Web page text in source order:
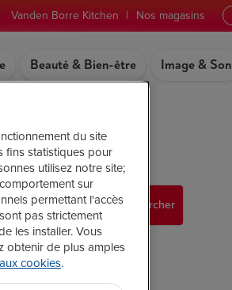
Vanden Borre Kitchen | Nos magasins
Beauté & Bien-être Image & Son
ou utilisez le panneau
du site
fins statistiques pour
utilisez notre site;
sur
permettant l'accès
pas strictement
les installer. Vous
obtenir de plus amples
cookies.